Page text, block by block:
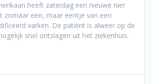
heeft zaterdag een nieuwe nier
zomaar een, maar eentje van een
varken. De patiënt is alweer op de
snel ontslagen uit het ziekenhuis.